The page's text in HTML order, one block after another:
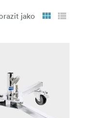
jako